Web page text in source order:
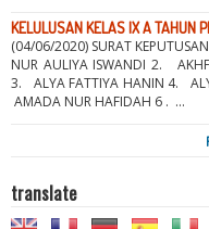
KELULUSAN KELAS IX A
(04/06/2020) SURAT
NUR AULIYA ISWANDI 2.
3. ALYA FATTIYA HANIN 4.
AMADA NUR HAFIDAH 6 . ...
translate